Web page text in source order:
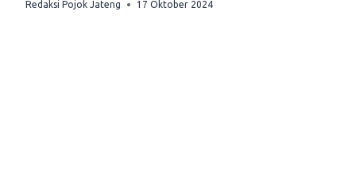
Redaksi Pojok Jateng 17 Oktober 2024